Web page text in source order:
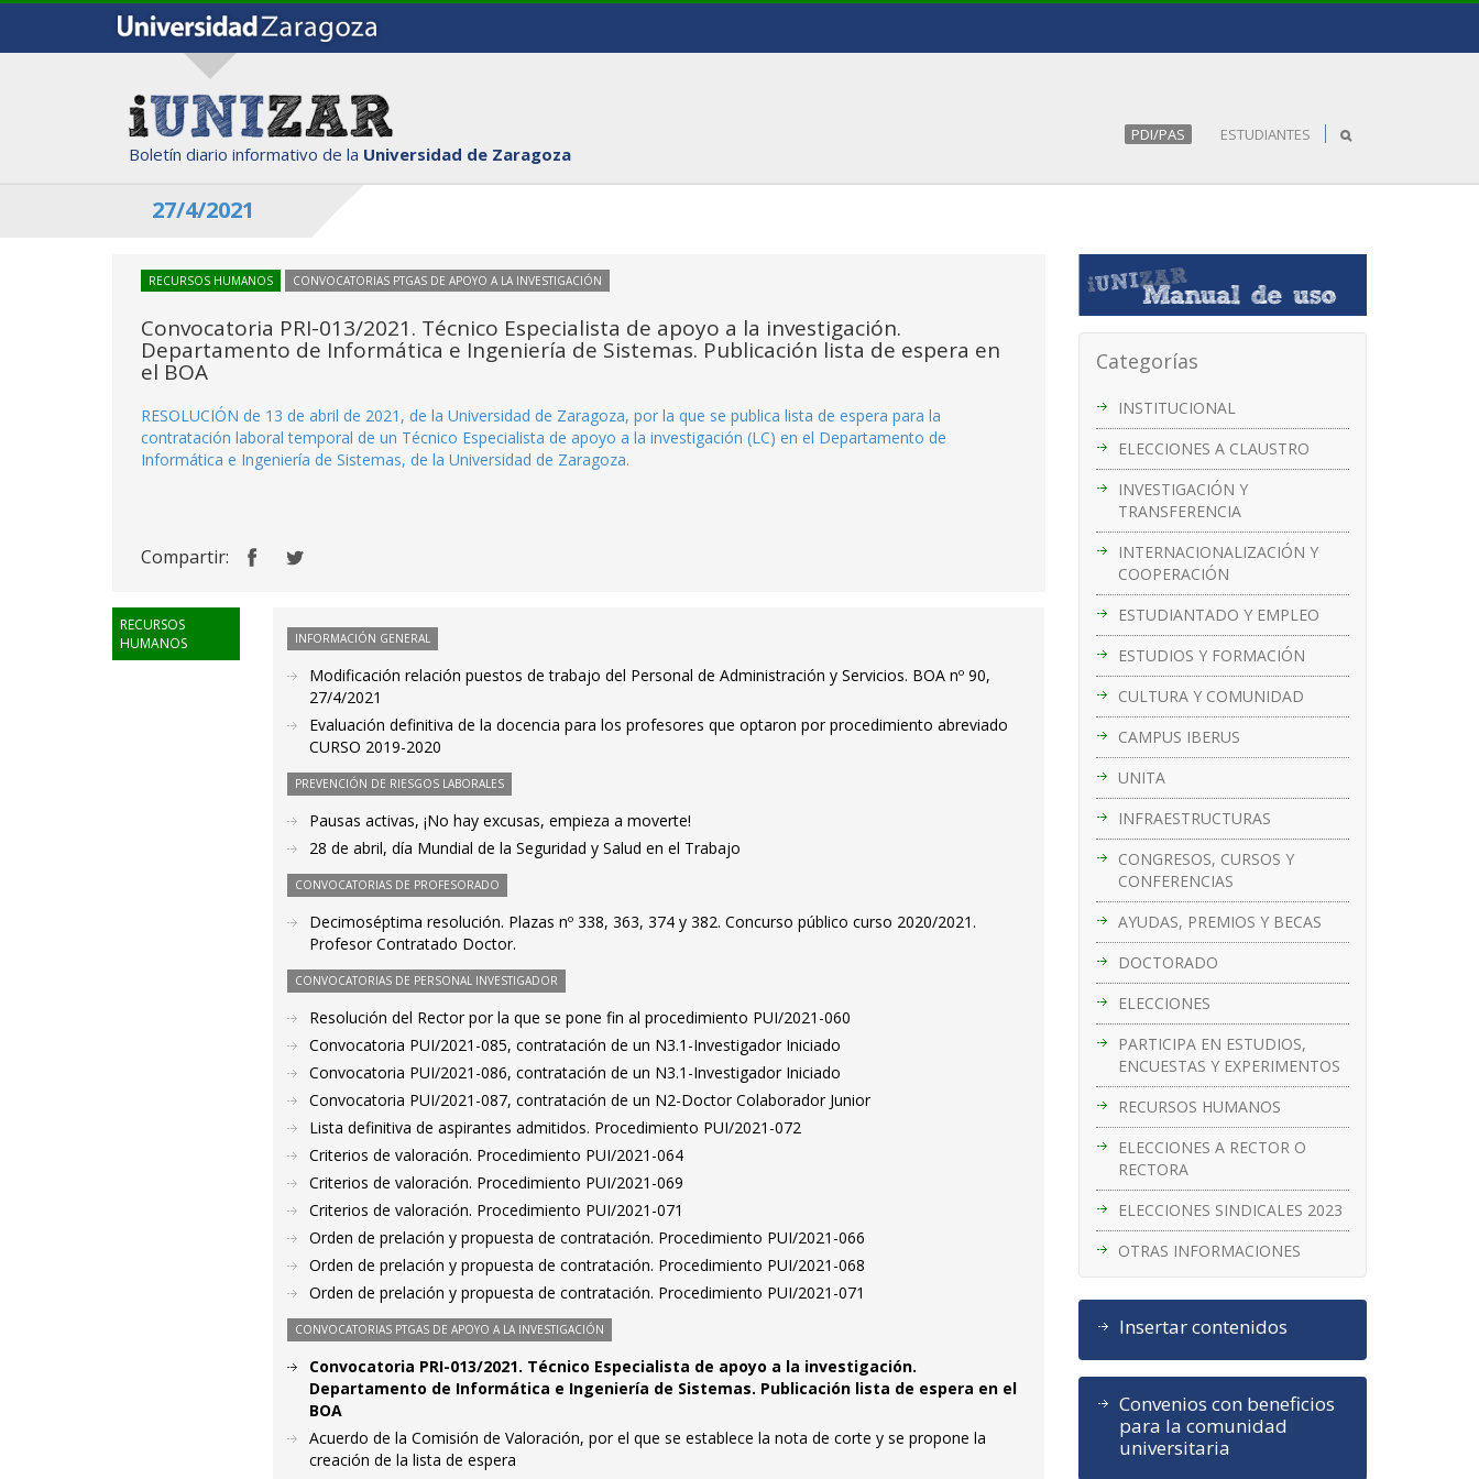
Boletín diario informativo de la Universidad de Zaragoza
PDI/PAS ESTUDIANTES
27/4/2021
Categorías
INSTITUCIONAL
ELECCIONES A CLAUSTRO
INVESTIGACIÓN Y
TRANSFERENCIA
INTERNACIONALIZACIÓN Y
COOPERACIÓN
ESTUDIANTADO Y EMPLEO
ESTUDIOS Y FORMACIÓN
CULTURA Y COMUNIDAD
CAMPUS IBERUS
UNITA
INFRAESTRUCTURAS
CONGRESOS, CURSOS Y
CONFERENCIAS
AYUDAS, PREMIOS Y BECAS
DOCTORADO
ELECCIONES
PARTICIPA EN ESTUDIOS,
ENCUESTAS Y EXPERIMENTOS
RECURSOS HUMANOS
ELECCIONES A RECTOR O
RECTORA
ELECCIONES SINDICALES 2023
OTRAS INFORMACIONES
Insertar contenidos
Convenios con beneficios
para la comunidad
universitaria
RECURSOS HUMANOS CONVOCATORIAS PTGAS DE APOYO A LA INVESTIGACIÓN
Convocatoria PRI-013/2021. Técnico Especialista de apoyo a la investigación.
Departamento de Informática e Ingeniería de Sistemas. Publicación lista de espera en
el BOA
RESOLUCIÓN de 13 de abril de 2021, de la Universidad de Zaragoza, por la que se publica lista de espera para la
contratación laboral temporal de un Técnico Especialista de apoyo a la investigación (LC) en el Departamento de
Informática e Ingeniería de Sistemas, de la Universidad de Zaragoza.
Compartir:
RECURSOS
HUMANOS
INFORMACIÓN GENERAL
Modificación relación puestos de trabajo del Personal de Administración y Servicios. BOA nº 90,
27/4/2021
Evaluación definitiva de la docencia para los profesores que optaron por procedimiento abreviado
CURSO 2019-2020
PREVENCIÓN DE RIESGOS LABORALES
Pausas activas, ¡No hay excusas, empieza a moverte!
28 de abril, día Mundial de la Seguridad y Salud en el Trabajo
CONVOCATORIAS DE PROFESORADO
Decimoséptima resolución. Plazas nº 338, 363, 374 y 382. Concurso público curso 2020/2021.
Profesor Contratado Doctor.
CONVOCATORIAS DE PERSONAL INVESTIGADOR
Resolución del Rector por la que se pone fin al procedimiento PUI/2021-060
Convocatoria PUI/2021-085, contratación de un N3.1-Investigador Iniciado
Convocatoria PUI/2021-086, contratación de un N3.1-Investigador Iniciado
Convocatoria PUI/2021-087, contratación de un N2-Doctor Colaborador Junior
Lista definitiva de aspirantes admitidos. Procedimiento PUI/2021-072
Criterios de valoración. Procedimiento PUI/2021-064
Criterios de valoración. Procedimiento PUI/2021-069
Criterios de valoración. Procedimiento PUI/2021-071
Orden de prelación y propuesta de contratación. Procedimiento PUI/2021-066
Orden de prelación y propuesta de contratación. Procedimiento PUI/2021-068
Orden de prelación y propuesta de contratación. Procedimiento PUI/2021-071
CONVOCATORIAS PTGAS DE APOYO A LA INVESTIGACIÓN
Convocatoria PRI-013/2021. Técnico Especialista de apoyo a la investigación.
Departamento de Informática e Ingeniería de Sistemas. Publicación lista de espera en el
BOA
Acuerdo de la Comisión de Valoración, por el que se establece la nota de corte y se propone la
creación de la lista de espera